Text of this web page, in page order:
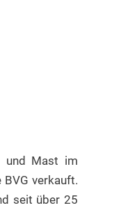
und Mast im
verkauft.
seit über 25